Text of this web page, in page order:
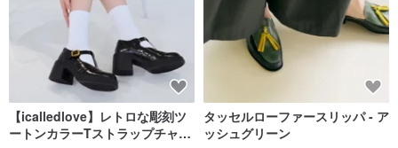
【icalledlove】レトロな彫刻ツ
ートンカラーTストラップチャン
タッセルローファースリッパ - ア
ッシュグリーン